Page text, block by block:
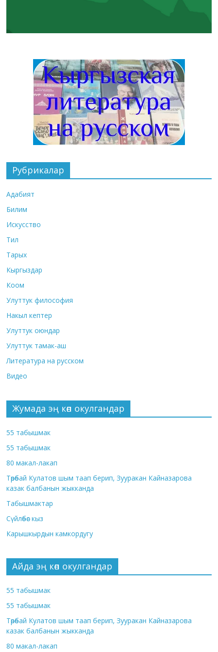
Рубрикалар
Адабият
Билим
Искусство
Тил
Тарых
Кыргыздар
Коом
Улуттук философия
Накыл кептер
Улуттук оюндар
Улуттук тамак-аш
Литература на русском
Видео
Жумада эң көп окулгандар
55 табышмак
55 табышмак
80 макал-лакап
Төрөбай Кулатов шым таап берип, Зууракан Кайназарова
казак балбанын жыкканда
Табышмактар
Сүйлөбөс кыз
Карышкырдын камкордугу
Айда эң көп окулгандар
55 табышмак
55 табышмак
Төрөбай Кулатов шым таап берип, Зууракан Кайназарова
казак балбанын жыкканда
80 макал-лакап